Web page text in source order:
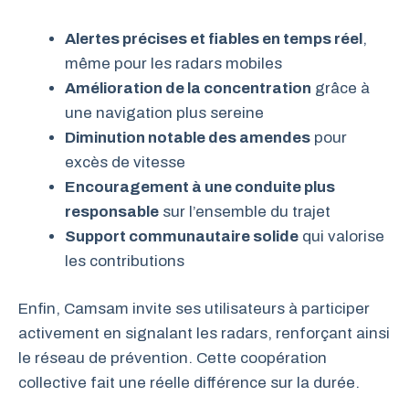
Alertes précises et fiables en temps réel,
même pour les radars mobiles
Amélioration de la concentration grâce à
une navigation plus sereine
Diminution notable des amendes pour
excès de vitesse
Encouragement à une conduite plus
responsable sur l’ensemble du trajet
Support communautaire solide qui valorise
les contributions
Enfin, Camsam invite ses utilisateurs à participer
activement en signalant les radars, renforçant ainsi
le réseau de prévention. Cette coopération
collective fait une réelle différence sur la durée.